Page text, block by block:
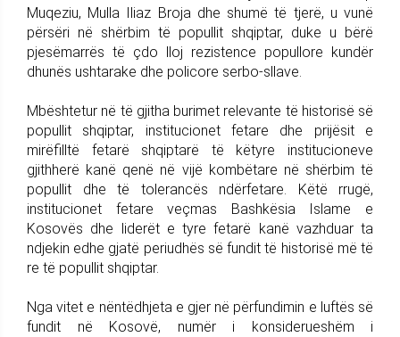
Muqeziu, Mulla Iliaz Broja dhe shumë të tjerë, u vunë
përsëri në shërbim të popullit shqiptar, duke u bërë
pjesëmarrës të çdo lloj rezistence popullore kundër
dhunës ushtarake dhe policore serbo-sllave.
Mbështetur në të gjitha burimet relevante të historisë së
popullit shqiptar, institucionet fetare dhe prijësit e
mirëfilltë fetarë shqiptarë të këtyre institucioneve
gjithherë kanë qenë në vijë kombëtare në shërbim të
popullit dhe të tolerancës ndërfetare. Këtë rrugë,
institucionet fetare veçmas Bashkësia Islame e
Kosovës dhe liderët e tyre fetarë kanë vazhduar ta
ndjekin edhe gjatë periudhës së fundit të historisë më të
re të popullit shqiptar.
Nga vitet e nëntëdhjeta e gjer në përfundimin e luftës së
fundit në Kosovë, numër i konsiderueshëm i